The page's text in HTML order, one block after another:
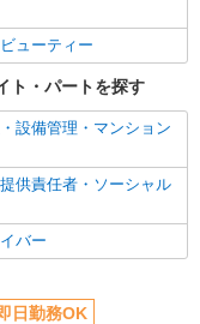
ューティー
ト・パートを探す
設備管理・マンション
供責任者・ソーシャル
バー
日勤務OK